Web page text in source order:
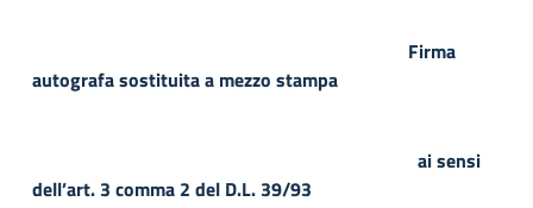
Firma
autografa sostituita a mezzo stampa
ai sensi
dell’art. 3 comma 2 del D.L. 39/93